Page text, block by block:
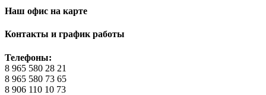
Наш офис на карте
Контакты и график работы
Телефоны:
8 965 580 28 21
8 965 580 73 65
8 906 110 10 73